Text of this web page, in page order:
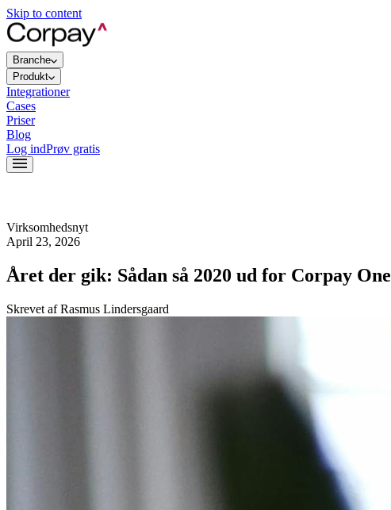
Skip to content
Branche
Produkt
Integrationer
Cases
Priser
Blog
Log indPrøv gratis
Virksomhedsnyt
April 23, 2026
Året der gik: Sådan så 2020 ud for Corpay One
Skrevet afRasmus Lindersgaard